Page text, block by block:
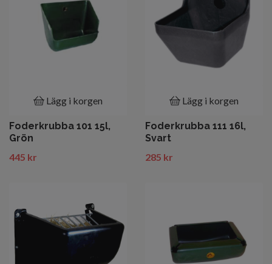
Lägg i korgen
Foderkrubba 101 15l,
Grön
445 kr
Lägg i korgen
Foderkrubba 111 16l,
Svart
285 kr